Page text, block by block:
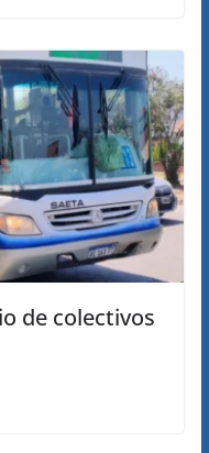
de colectivos